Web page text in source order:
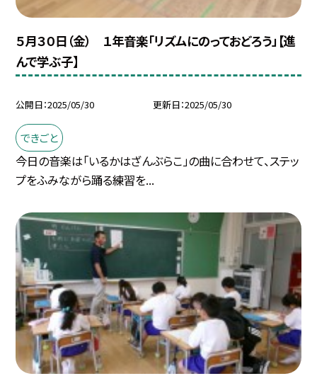
５月３０日（金） １年音楽「リズムにのっておどろう」【進
んで学ぶ子】
公開日 2025/05/30 更新日 2025/05/30
できごと
今日の音楽は「いるかはざんぶらこ」の曲に合わせて、ステッ
プをふみながら踊る練習を...